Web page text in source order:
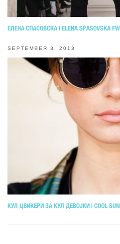
ЕЛЕНА СПАСОВСКА | ELENA SPASOVSKA
SEPTEMBER 3, 2013
КУЛ ЦВИКЕРИ ЗА КУЛ ДЕВОЈКИ | COOL